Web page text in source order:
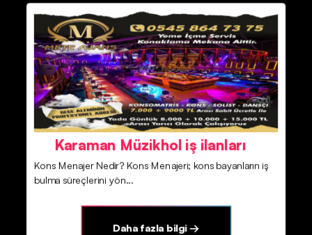
Karaman Müzikhol iş ilanları
Kons Menajer Nedir? Kons Menajeri; kons bayanların iş
bulma süreçlerini yön...
Daha fazla bilgi →